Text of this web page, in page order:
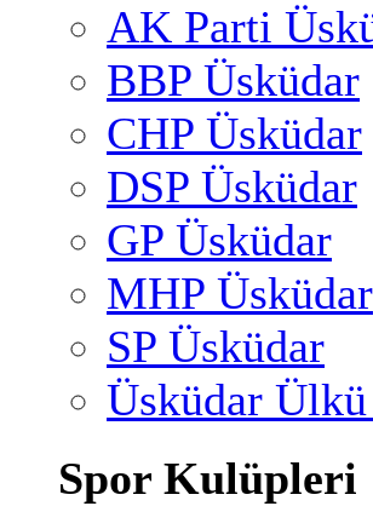
AK Parti
BBP Üsküdar
CHP Üsküdar
DSP Üsküdar
GP Üsküdar
MHP Üsküdar
SP Üsküdar
Üsküdar Ülkü
Spor Kulüpleri